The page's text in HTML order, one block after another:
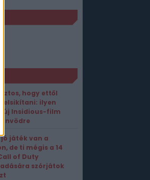
hogy ettől
felsikítani: ilyen
új Insidious-film
játék van a
de ti mégis a 14
of Duty
szórjátok